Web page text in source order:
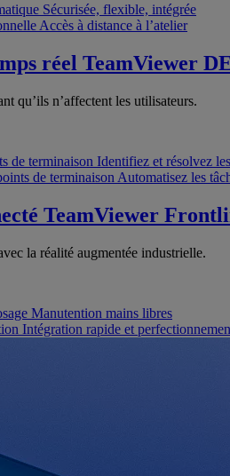
Sécurisée, flexible, intégrée
Accès à distance à l’atelier
réel TeamViewer
qu’ils n’affectent les utilisateurs.
de terminaison Identifiez et résolvez
de terminaison Automatisez les
TeamViewer
la réalité augmentée industrielle.
Manutention mains libres
Intégration rapide et